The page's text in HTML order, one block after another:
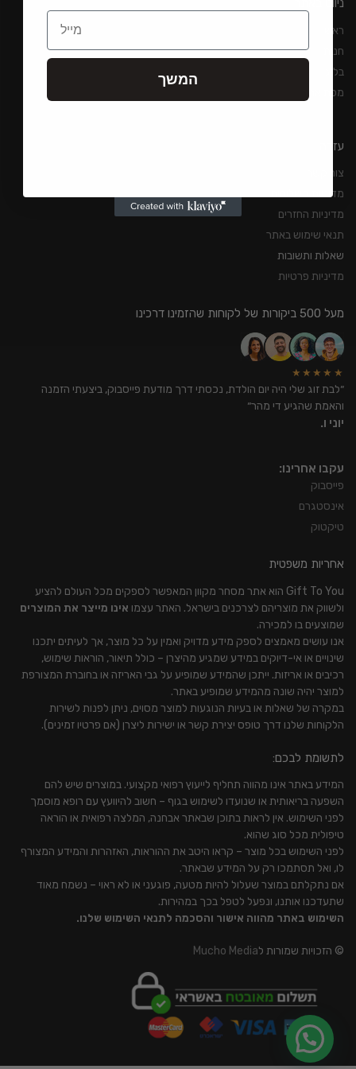
ניווט באתר
ראשי
חנות
בלוג
מפת אתר
עזרה
צור קשר
מדיניות משלוחים
מדיניות החזרים
תנאי שימוש באתר
שאלות ותשובות
מדיניות פרטיות
מעל 500 ביקורות של לקוחות שהזמינו דרכינו
★★★★★
״לבת זוג שלי היה יום הולדת, נכסתי דרך מודעת פייסבוק, ביצעתי הזמנה
והאמת שהגיע די מהר״
יוני ו.
עקבו אחרינו:
פייסבוק
אינסטגרם
טיקטוק
אחריות משפטית
Gift To You הוא אתר מסחר מקוון המאפשר לספקים מכל העולם להציע
ולשווק את מוצריהם לצרכנים בישראל. האתר עצמו אינו מייצר את המוצרים
שמוצעים בו למכירה.
אנו עושים מאמצים לספק מידע מדויק ואמין על כל מוצר, אך לעיתים יתכנו
שינויים או אי-דיוקים במידע שמגיע מהיצרן – כולל תיאור, הוראות שימוש,
רכיבים או אריזות. ייתכן שהמידע שמופיע על גבי האריזה או בחוברת המצורפת
למוצר יהיה שונה מהמידע שמופיע באתר.
במקרה של שאלות או בעיות הנוגעות למוצר מסוים, ניתן לפנות לשירות
הלקוחות שלנו דרך טופס יצירת קשר או ישירות ליצרן (אם פרטיו זמינים).
לתשומת לבכם:
המידע באתר אינו מהווה תחליף לייעוץ רפואי מקצועי. במוצרים שיש להם
השפעה בריאותית או שנועדו לשימוש בגוף – חשוב להיוועץ עם רופא מוסמך
לפני השימוש. אין לראות בתוכן שבאתר אבחנה, המלצה רפואית או הוראה
טיפולית מכל סוג שהוא.
לפני השימוש בכל מוצר – קראו היטב את ההוראות, האזהרות והמידע המצורף
לו, ואל תסתמכו רק על המידע שבאתר.
אם נתקלתם במוצר שעלול להיות מטעה, פוגעני או לא ראוי – נשמח מאוד
שתעדכנו אותנו, ונפעל לטפל בכך במהירות.
השימוש באתר מהווה אישור והסכמה לתנאי השימוש שלנו.
© הזכויות שמורות לMucho Media
Email
המשך